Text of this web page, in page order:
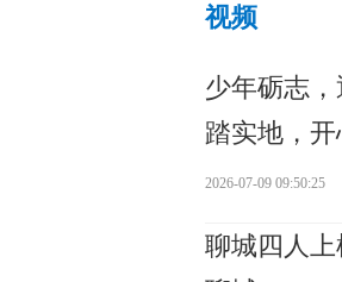
视频
少年砺志
踏实地，开
2026-07-09 09:50:25
聊城四人